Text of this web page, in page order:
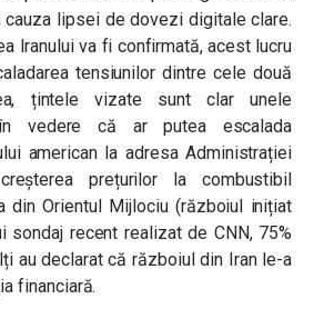
cauza lipsei de dovezi digitale clare.
Iranului va fi confirmată, acest lucru
tensiunilor dintre cele două
țintele vizate sunt clar unele
vedere că ar putea escalada
american la adresa Administrației
prețurilor la combustibil
din Orientul Mijlociu (războiul inițiat
sondaj recent realizat de CNN, 75%
au declarat că războiul din Iran le-a
financiară.